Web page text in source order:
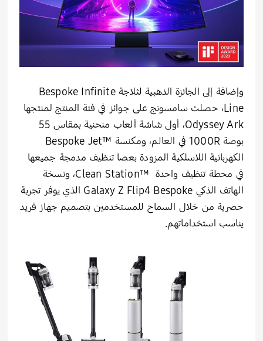
وإضافة إلى الجائزة الذهبية لثلاجة Bespoke Infinite
Line، حصلت سامسونج على جوائز في فئة المنتج لمنتجها
Odyssey Ark، أول شاشة ألعاب منحنية بمقاس 55
بوصة 1000R في العالم، ومكنسة
Bespoke Jet™‎
الكهربائية اللاسلكية المزودة بعصا تنظيف مدمجة جميعها
في محطة تنظيف واحدة Clean Station™‎، ونسخة
الهاتف الذكي Galaxy Z Flip4 Bespoke الذي يوفر تجربة
حصرية من خلال السماح للمستخدمين بتصميم جهاز فريد
يناسب استخداماتهم.